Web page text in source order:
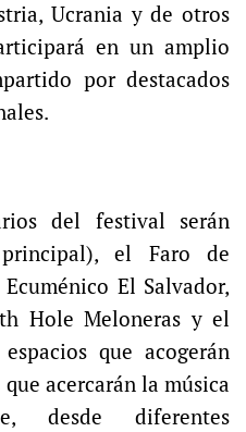
Ucrania y de otros
en un amplio
por destacados
del festival serán
principal), el Faro de
El Salvador,
Hole Meloneras y el
que acogerán
acercarán la música
desde diferentes